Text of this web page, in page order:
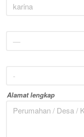
—
Alamat lengkap